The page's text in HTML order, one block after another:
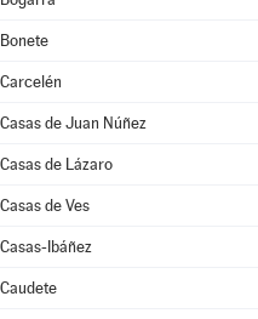
Bonete
Carcelén
Casas de Juan Núñez
Casas de Lázaro
Casas de Ves
Casas-Ibáñez
Caudete